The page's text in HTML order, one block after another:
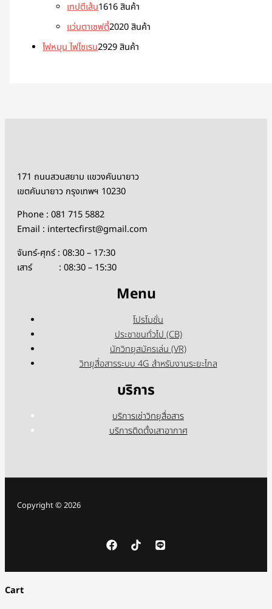
เทปตีเส้น1616 สินค้า
แว่นตาเซฟตี้2020 สินค้า
ไฟหมุน ไฟไซเรน2929 สินค้า
171 ถนนสวนสยาม แขวงคันนายาว
เขตคันนายาว กรุงเทพฯ 10230
Phone : 081 715 5882
Email : intertecfirst@gmail.com
จันทร์-ศุกร์ : 08:30 – 17:30
เสาร์ : 08:30 – 15:30
Menu
โปรโมชั่น
ประชาชนทั่วไป (CB)
นักวิทยุสมัครเล่น (VR)
วิทยุสื่อสารระบบ 4G สำหรับงานระยะไกล
บริการ
บริการเช่าวิทยุสื่อสาร
บริการติดตั้งเสาอากาศ
Copyright © 2026
Cart